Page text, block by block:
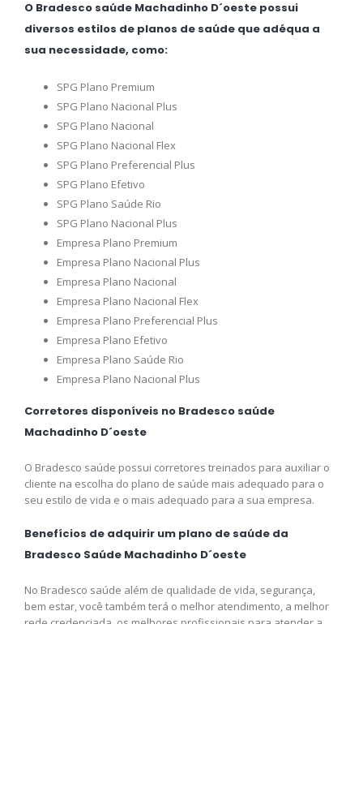
O Bradesco saúde Machadinho D´oeste possui
diversos estilos de planos de saúde que adéqua a
sua necessidade, como:
SPG Plano Premium
SPG Plano Nacional Plus
SPG Plano Nacional
SPG Plano Nacional Flex
SPG Plano Preferencial Plus
SPG Plano Efetivo
SPG Plano Saúde Rio
SPG Plano Nacional Plus
Empresa Plano Premium
Empresa Plano Nacional Plus
Empresa Plano Nacional
Empresa Plano Nacional Flex
Empresa Plano Preferencial Plus
Empresa Plano Efetivo
Empresa Plano Saúde Rio
Empresa Plano Nacional Plus
Corretores disponíveis no Bradesco saúde
Machadinho D´oeste
O Bradesco saúde possui corretores treinados para auxiliar o
cliente na escolha do plano de saúde mais adequado para o
seu estilo de vida e o mais adequado para a sua empresa.
Benefícios de adquirir um plano de saúde da
Bradesco Saúde Machadinho D´oeste
No Bradesco saúde além de qualidade de vida, segurança,
bem estar, você também terá o melhor atendimento, a melhor
rede credenciada, os melhores profissionais para atender a